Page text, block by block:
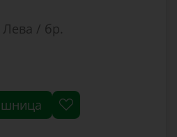
Лева / бр.